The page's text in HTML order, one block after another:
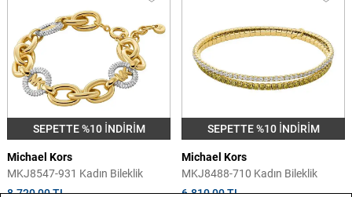
SEPETTE %10 İNDİRİM
Michael Kors
MKJ8547-931 Kadın Bileklik
8.720,00 TL
SEPETTE %10 İNDİRİM
Michael Kors
MKJ8488-710 Kadın Bileklik
6.810,00 TL